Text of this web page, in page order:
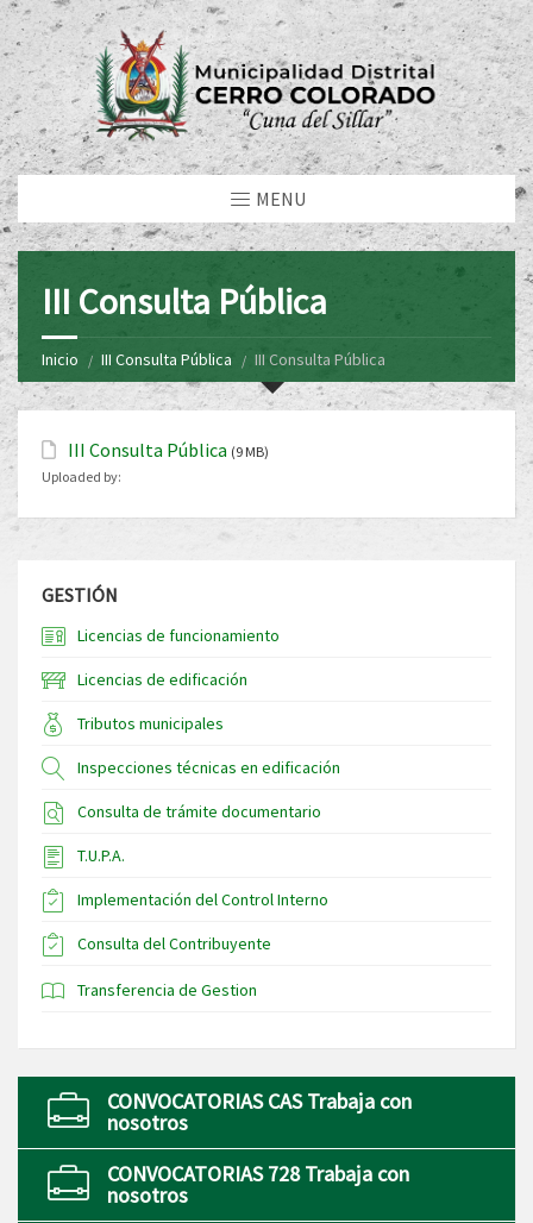
MENU
III Consulta Pública
Inicio III Consulta Pública III Consulta Pública
III Consulta Pública (9 MB)
Uploaded by:
GESTIÓN
Licencias de funcionamiento
Licencias de edificación
Tributos municipales
Inspecciones técnicas en edificación
Consulta de trámite documentario
T.U.P.A.
Implementación del Control Interno
Consulta del Contribuyente
Transferencia de Gestion
CONVOCATORIAS CAS Trabaja con
nosotros
CONVOCATORIAS 728 Trabaja con
nosotros